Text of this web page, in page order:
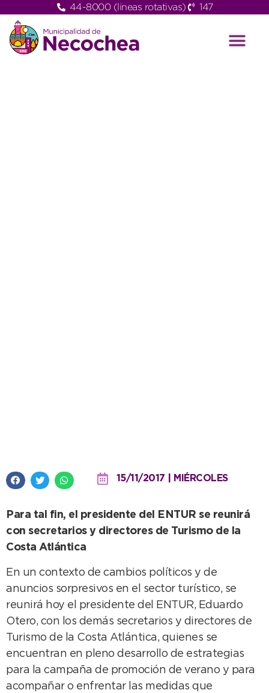
44-8000 (lineas rotativas) 147
15/11/2017 | MIÉRCOLES
Para tal fin, el presidente del ENTUR se reunirá
con secretarios y directores de Turismo de la
Costa Atlántica
En un contexto de cambios políticos y de
anuncios sorpresivos en el sector turístico, se
reunirá hoy el presidente del ENTUR, Eduardo
Otero, con los demás secretarios y directores de
Turismo de la Costa Atlántica, quienes se
encuentran en pleno desarrollo de estrategias
para la campaña de promoción de verano y para
acompañar o enfrentar las medidas que